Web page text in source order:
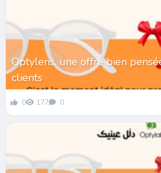
Optylens, une offre bien
clients
0 177 0